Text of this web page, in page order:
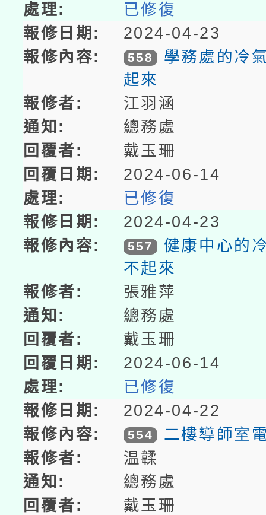
已修復
2024-04-23
558
學務處的冷
起來
江羽涵
總務處
戴玉珊
2024-06-14
已修復
2024-04-23
557
健康中心的
不起來
張雅萍
總務處
戴玉珊
2024-06-14
已修復
2024-04-22
554 二樓導師室
温韖
總務處
戴玉珊